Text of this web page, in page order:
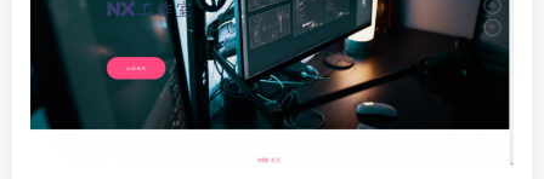
登录
社交账号登录
QQ登录 码云登录
百度登录